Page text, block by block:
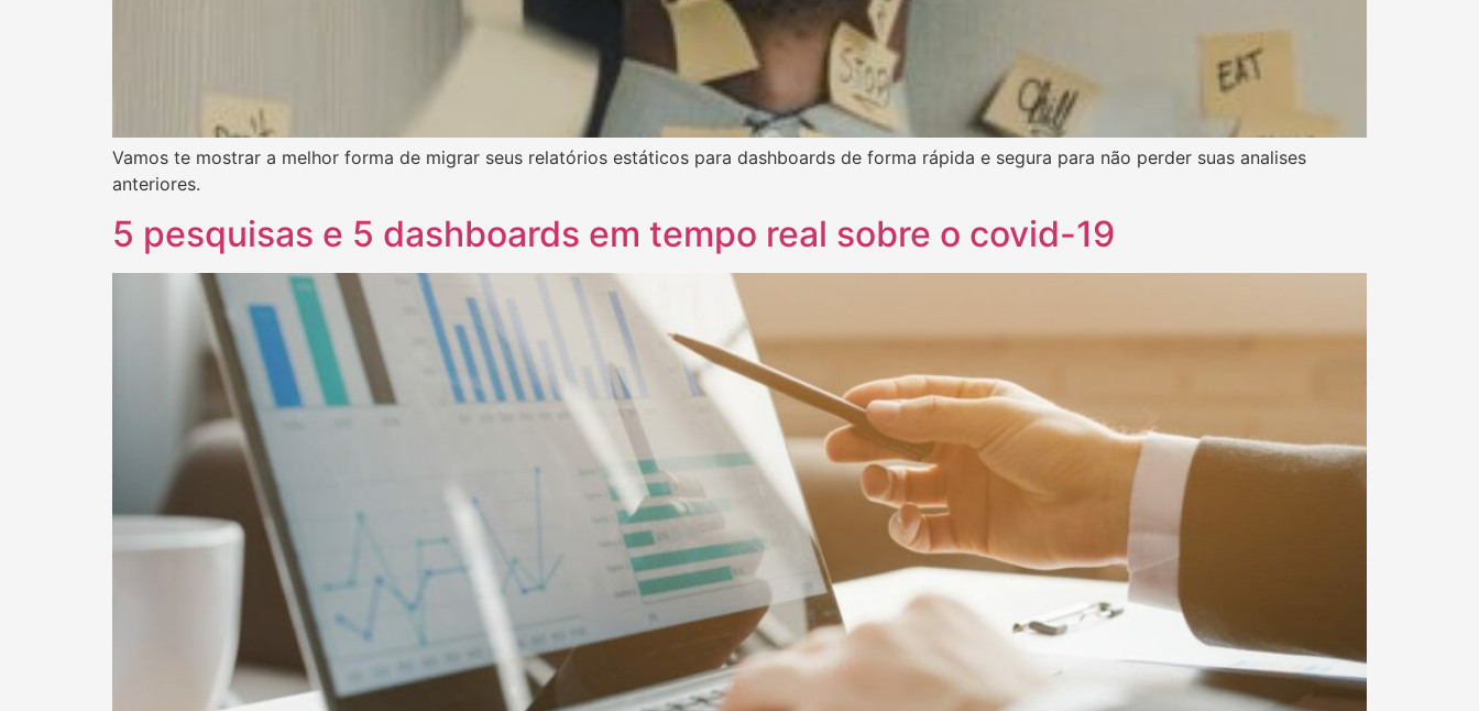
Vamos te mostrar a melhor forma de migrar seus relatórios estáticos para dashboards de forma rápida e segura para não perder suas analises
anteriores.
5 pesquisas e 5 dashboards em tempo real sobre o covid-19